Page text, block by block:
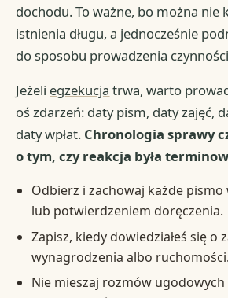
dochodu. To ważne, bo można nie
istnienia długu, a jednocześnie
do sposobu prowadzenia
Jeżeli egzekucja trwa, warto
oś zdarzeń: daty pism, daty zajęć,
daty wpłat. Chronologia sprawy
o tym, czy reakcja była
Odbierz i zachowaj każde
lub potwierdzeniem doręczenia.
Zapisz, kiedy dowiedziałeś się o
wynagrodzenia albo ruchomości.
Nie mieszaj rozmów ugodowych